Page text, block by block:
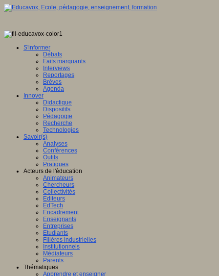
S'informer
Débats
Faits marquants
Interviews
Reportages
Brèves
Agenda
Innover
Didactique
Dispositifs
Pédagogie
Recherche
Technologies
Savoir(s)
Analyses
Conférences
Outils
Pratiques
Acteurs de l'éducation
Animateurs
Chercheurs
Collectivités
Editeurs
EdTech
Encadrement
Enseignants
Entreprises
Etudiants
Filières industrielles
Institutionnels
Médiateurs
Parents
Thématiques
Apprendre et enseigner